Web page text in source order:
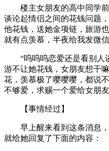
楼主女朋友的高中同学
谈论起情侣之间的花钱问题
他花钱，送她金项链，旅游
就有点羡慕，半夜给我发微
“呜呜呜恋爱还是看别人
游不让她花钱，女朋友想干
花，羡慕极了嘤嘤嘤，都说
不够爱，求赐一个爱给女朋
【事情经过】
早上醒来看到这条消息
就给她回复了下面的内容：